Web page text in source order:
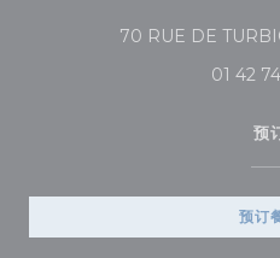
70 RUE DE
01 42
预
预订